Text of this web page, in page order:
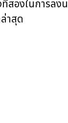
สองในการล
าสุด